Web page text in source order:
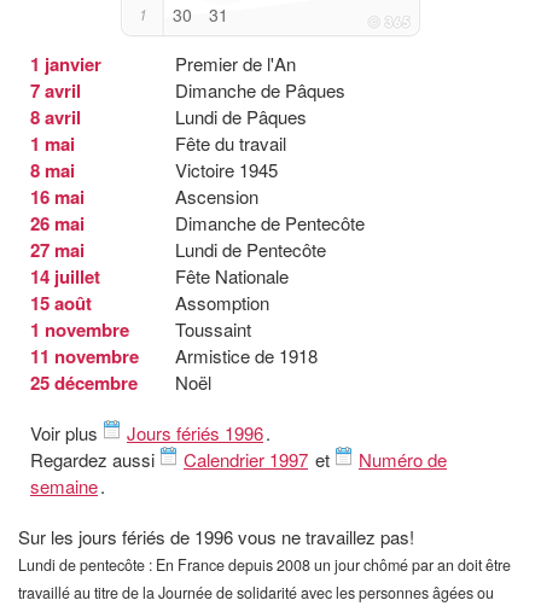
1 30 31
1 janvier Premier de l'An
7 avril Dimanche de Pâques
8 avril Lundi de Pâques
1 mai Fête du travail
8 mai Victoire 1945
16 mai Ascension
26 mai Dimanche de Pentecôte
27 mai Lundi de Pentecôte
14 juillet Fête Nationale
15 août Assomption
1 novembre Toussaint
11 novembre Armistice de 1918
25 décembre
Noël
Voir plus
Jours fériés 1996.
Regardez aussi
Calendrier 1997 et
Numéro de
semaine.
Sur les jours fériés de 1996 vous ne travaillez pas!
Lundi de pentecôte : En France depuis 2008 un jour chômé par an doit être
travaillé au titre de la Journée de solidarité avec les personnes âgées ou